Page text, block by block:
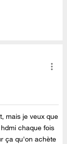
mais je veux que
chaque fois
ça qu'on achète